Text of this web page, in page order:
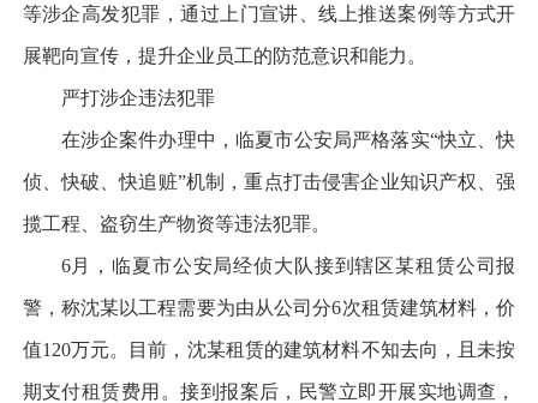
等涉企高发犯罪，通过上门宣讲、线上推送案例等方式开
展靶向宣传，提升企业员工的防范意识和能力。
严打涉企违法犯罪
在涉企案件办理中，临夏市公安局严格落实“快立、快
侦、快破、快追赃”机制，重点打击侵害企业知识产权、强
揽工程、盗窃生产物资等违法犯罪。
6月，临夏市公安局经侦大队接到辖区某租赁公司报
警，称沈某以工程需要为由从公司分6次租赁建筑材料，价
值120万元。目前，沈某租赁的建筑材料不知去向，且未按
期支付租赁费用。接到报案后，民警立即开展实地调查，